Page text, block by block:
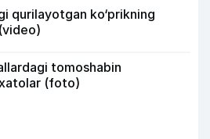
qurilayotgan ko‘prikning
tomoshabin
(foto)